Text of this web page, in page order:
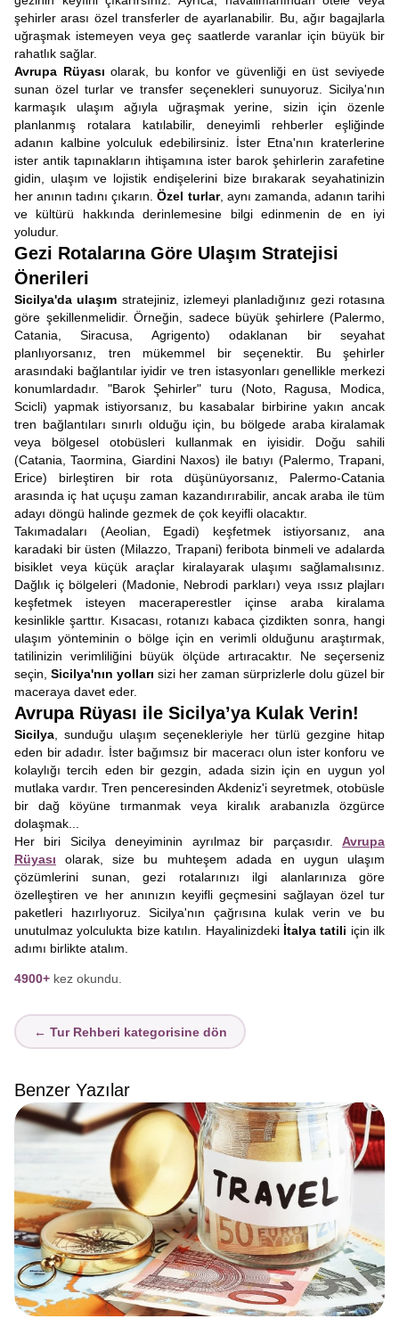
şehirler arası özel transferler de ayarlanabilir. Bu, ağır bagajlarla
uğraşmak istemeyen veya geç saatlerde varanlar için büyük bir
rahatlık sağlar.
Avrupa Rüyası olarak, bu konfor ve güvenliği en üst seviyede
sunan özel turlar ve transfer seçenekleri sunuyoruz. Sicilya'nın
karmaşık ulaşım ağıyla uğraşmak yerine, sizin için özenle
planlanmış rotalara katılabilir, deneyimli rehberler eşliğinde
adanın kalbine yolculuk edebilirsiniz. İster Etna'nın kraterlerine
ister antik tapınakların ihtişamına ister barok şehirlerin zarafetine
gidin, ulaşım ve lojistik endişelerini bize bırakarak seyahatinizin
her anının tadını çıkarın.Özel turlar, aynı zamanda, adanın tarihi
ve kültürü hakkında derinlemesine bilgi edinmenin de en iyi
yoludur.
Gezi Rotalarına Göre Ulaşım Stratejisi
Önerileri
Sicilya'da ulaşım stratejiniz, izlemeyi planladığınız gezi rotasına
göre şekillenmelidir. Örneğin, sadece büyük şehirlere (Palermo,
Catania, Siracusa, Agrigento) odaklanan bir seyahat
planlıyorsanız, tren mükemmel bir seçenektir. Bu şehirler
arasındaki bağlantılar iyidir ve tren istasyonları genellikle merkezi
konumlardadır. "Barok Şehirler" turu (Noto, Ragusa, Modica,
Scicli) yapmak istiyorsanız, bu kasabalar birbirine yakın ancak
tren bağlantıları sınırlı olduğu için, bu bölgede araba kiralamak
veya bölgesel otobüsleri kullanmak en iyisidir. Doğu sahili
(Catania, Taormina, Giardini Naxos) ile batıyı (Palermo, Trapani,
Erice) birleştiren bir rota düşünüyorsanız, Palermo-Catania
arasında iç hat uçuşu zaman kazandırırabilir, ancak araba ile tüm
adayı döngü halinde gezmek de çok keyifli olacaktır.
Takımadaları (Aeolian, Egadi) keşfetmek istiyorsanız, ana
karadaki bir üsten (Milazzo, Trapani) feribota binmeli ve adalarda
bisiklet veya küçük araçlar kiralayarak ulaşımı sağlamalısınız.
Dağlık iç bölgeleri (Madonie, Nebrodi parkları) veya ıssız plajları
keşfetmek isteyen maceraperestler içinse araba kiralama
kesinlikle şarttır. Kısacası, rotanızı kabaca çizdikten sonra, hangi
ulaşım yönteminin o bölge için en verimli olduğunu araştırmak,
tatilinizin verimliliğini büyük ölçüde artıracaktır. Ne seçerseniz
seçin, Sicilya'nın yolları sizi her zaman sürprizlerle dolu güzel bir
maceraya davet eder.
Avrupa Rüyası ile Sicilya’ya Kulak Verin!
Sicilya , sunduğu ulaşım seçenekleriyle her türlü gezgine hitap
eden bir adadır. İster bağımsız bir maceracı olun ister konforu ve
kolaylığı tercih eden bir gezgin, adada sizin için en uygun yol
mutlaka vardır. Tren penceresinden Akdeniz'i seyretmek, otobüsle
bir dağ köyüne tırmanmak veya kiralık arabanızla özgürce
dolaşmak...
Her biri Sicilya deneyiminin ayrılmaz bir parçasıdır. Avrupa
Rüyası olarak, size bu muhteşem adada en uygun ulaşım
çözümlerini sunan, gezi rotalarınızı ilgi alanlarınıza göre
özelleştiren ve her anınızın keyifli geçmesini sağlayan özel tur
paketleri hazırlıyoruz. Sicilya'nın çağrısına kulak verin ve bu
unutulmaz yolculukta bize katılın. Hayalinizdeki İtalya tatili için ilk
adımı birlikte atalım.
4900+ kez okundu.
← Tur Rehberi kategorisine dön
Benzer Yazılar